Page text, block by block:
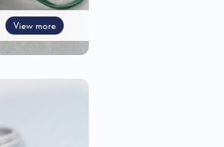
View more